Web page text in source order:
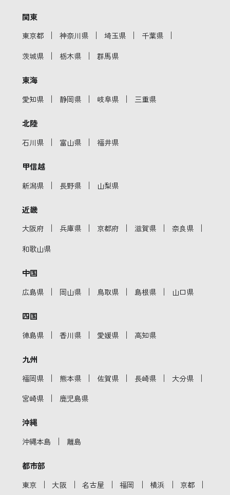
関東
東京都 ｜ 神奈川県 ｜ 埼玉県 ｜ 千葉県 ｜
茨城県 ｜ 栃木県 ｜ 群馬県
東海
愛知県 ｜ 静岡県 ｜ 岐阜県 ｜ 三重県
北陸
石川県 ｜ 富山県 ｜ 福井県
甲信越
新潟県 ｜ 長野県 ｜ 山梨県
近畿
大阪府 ｜ 兵庫県 ｜ 京都府 ｜ 滋賀県 ｜ 奈良県 ｜
和歌山県
中国
広島県 ｜ 岡山県 ｜ 鳥取県 ｜ 島根県 ｜ 山口県
四国
徳島県 ｜ 香川県 ｜ 愛媛県 ｜ 高知県
九州
福岡県 ｜ 熊本県 ｜ 佐賀県 ｜ 長崎県 ｜ 大分県 ｜
宮崎県 ｜ 鹿児島県
沖縄
沖縄本島 ｜ 離島
都市部
東京 ｜ 大阪 ｜ 名古屋 ｜ 福岡 ｜ 横浜 ｜ 京都 ｜